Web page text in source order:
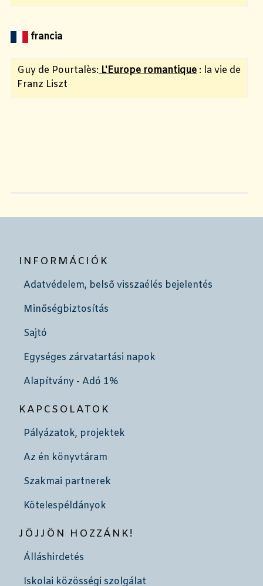
francia
Guy de Pourtalès: L'Europe romantique : la vie de
Franz Liszt
INFORMÁCIÓK
Adatvédelem, belső visszaélés bejelentés
Minőségbiztosítás
Sajtó
Egységes zárvatartási napok
Alapítvány - Adó 1%
KAPCSOLATOK
Pályázatok, projektek
Az én könyvtáram
Szakmai partnerek
Kötelespéldányok
JÖJJÖN HOZZÁNK!
Álláshirdetés
Iskolai közösségi szolgálat